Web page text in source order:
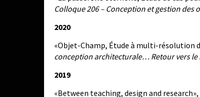
Colloque 206 – Conception et gestion
2020
«Objet-Champ, Étude à multi-résolution
conception architecturale… Retour vers le
2019
«Between teaching, design and